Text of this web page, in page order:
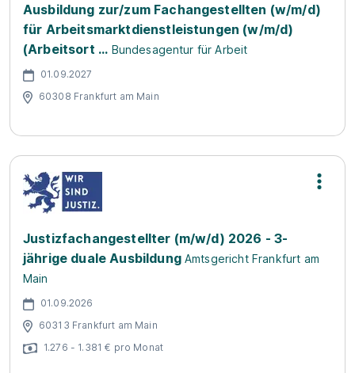
Ausbildung zur/zum Fachangestellten (w/m/d)
für Arbeitsmarktdienstleistungen (w/m/d)
(Arbeitsort ... Bundesagentur für Arbeit
01.09.2027
60308 Frankfurt am Main
Justizfachangestellter (m/w/d) 2026 - 3-
jährige duale Ausbildung Amtsgericht Frankfurt am
Main
01.09.2026
60313 Frankfurt am Main
1.276 - 1.381 € pro Monat